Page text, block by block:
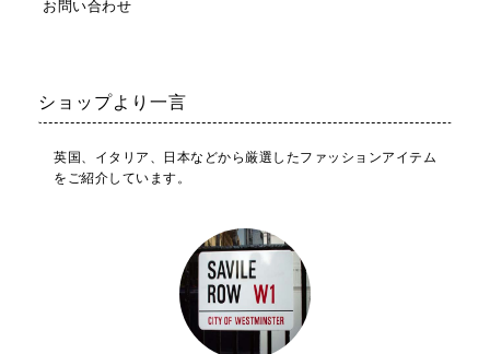
お問い合わせ
ショップより一言
英国、イタリア、日本などから厳選したファッションアイテム
をご紹介しています。